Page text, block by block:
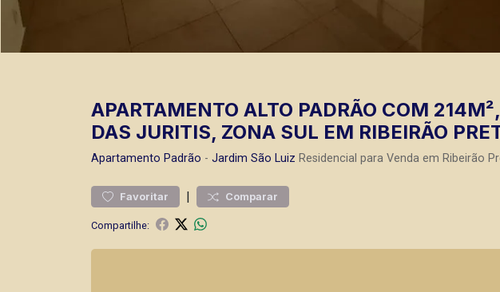
APARTAMENTO ALTO PADRÃO COM
DAS JURITIS, ZONA SUL EM RIBEIRÃO
Apartamento Padrão - Jardim São Luiz Residencial para Venda em Ribeirão
Favoritar | Comparar
Compartilhe: